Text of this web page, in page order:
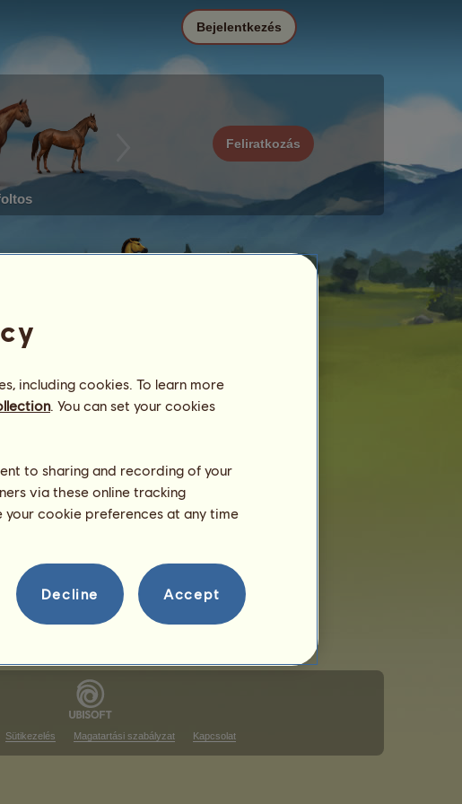
Feliratkozás
Bejelentkezés
ezen a rangsoron
Sütikezelés Magatartási szabályzat Kapcsolat
including cookies. To learn more
. You can set your cookies
to sharing and recording of your
via these online tracking
your cookie preferences at any time
Decline Accept